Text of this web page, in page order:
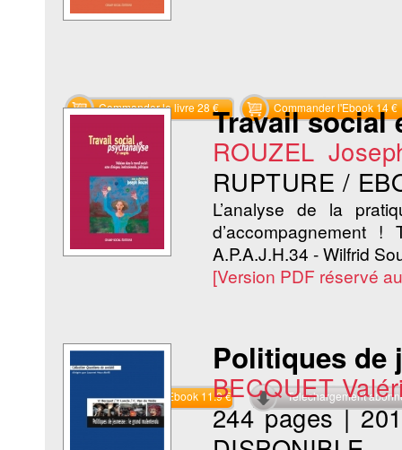
Commander le livre 28 € Commander l'Ebook 14 €
Travail social
ROUZEL
RUPTURE /
L’analyse de la
d’accompagnement
A.P.A.J.H.34 - Wilfrid
[Version PDF réservé
Commander l'Ebook 11.9 € Téléchargement
Politiques de
BECQUET
244 pages|